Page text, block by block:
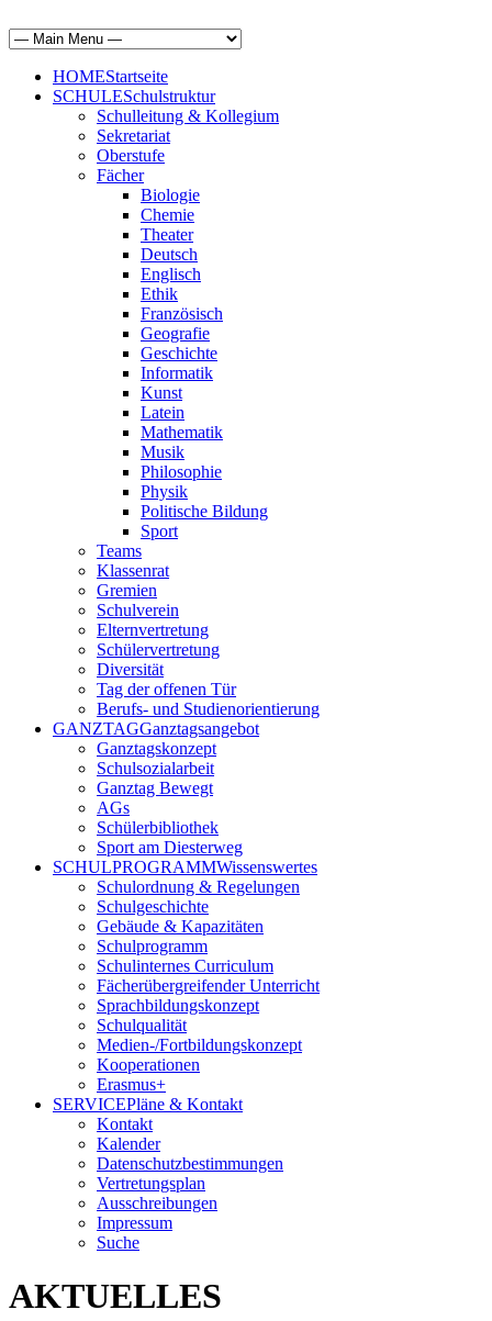
HOMEStartseite
SCHULESchulstruktur
Schulleitung & Kollegium
Sekretariat
Oberstufe
Fächer
Biologie
Chemie
Theater
Deutsch
Englisch
Ethik
Französisch
Geografie
Geschichte
Informatik
Kunst
Latein
Mathematik
Musik
Philosophie
Physik
Politische Bildung
Sport
Teams
Klassenrat
Gremien
Schulverein
Elternvertretung
Schülervertretung
Diversität
Tag der offenen Tür
Berufs- und Studienorientierung
GANZTAGGanztagsangebot
Ganztagskonzept
Schulsozialarbeit
Ganztag Bewegt
AGs
Schülerbibliothek
Sport am Diesterweg
SCHULPROGRAMMWissenswertes
Schulordnung & Regelungen
Schulgeschichte
Gebäude & Kapazitäten
Schulprogramm
Schulinternes Curriculum
Fächerübergreifender Unterricht
Sprachbildungskonzept
Schulqualität
Medien-/Fortbildungskonzept
Kooperationen
Erasmus+
SERVICEPläne & Kontakt
Kontakt
Kalender
Datenschutzbestimmungen
Vertretungsplan
Ausschreibungen
Impressum
Suche
AKTUELLES